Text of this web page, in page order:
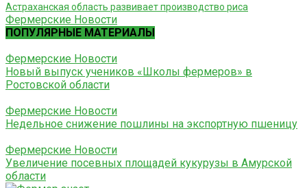
Астраханская область развивает производство риса
Фермерские Новости
ПОПУЛЯРНЫЕ МАТЕРИАЛЫ
Фермерские Новости
Новый выпуск учеников «Школы фермеров» в
Ростовской области
Фермерские Новости
Недельное снижение пошлины на экспортную пшеницу
Фермерские Новости
Увеличение посевных площадей кукурузы в Амурской
области